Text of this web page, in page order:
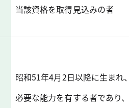
当該資格を取得見込みの者
昭和51年4月2日以降に生まれ
必要な能力を有する者であ